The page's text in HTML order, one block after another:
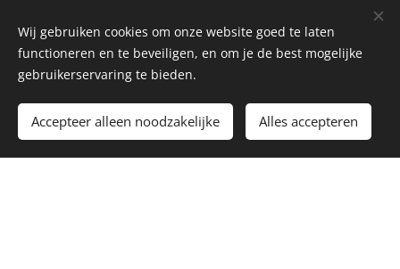
klantenrelaties,
huisbezoeken,...
een echte win-
Wij gebruiken cookies om onze website goed te laten
functioneren en te beveiligen, en om je de best mogelijke
gebruikerservaring te bieden.
Accepteer alleen noodzakelijke Alles accepteren